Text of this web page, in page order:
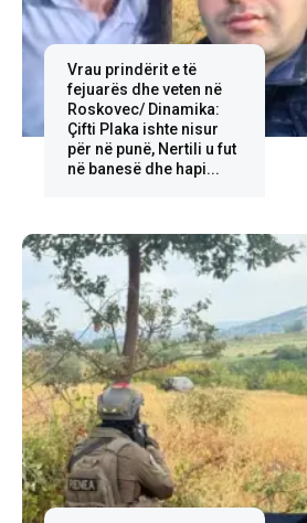
Vrau prindërit e të
fejuarës dhe veten në
Roskovec/ Dinamika:
Çifti Plaka ishte nisur
për në punë, Nertili u fut
në banesë dhe hapi...